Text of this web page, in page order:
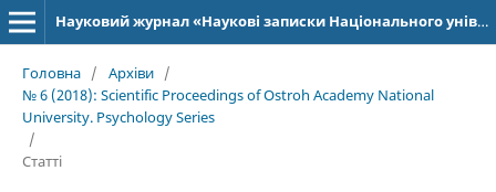
Науковий журнал «Наукові записки Національного університету «Острозька академія»: серія «Психологія»
Головна / Архіви /
№ 6 (2018): Scientific Proceedings of Ostroh Academy National
University. Psychology Series
/
Статті